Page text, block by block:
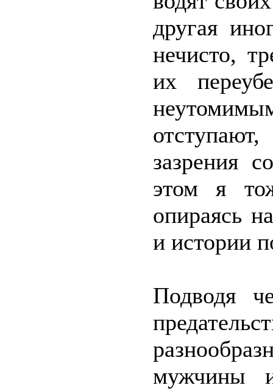
другая
нечисто,
их
зазрения
этом я
опираясь
и истории
Подводя
мужчины